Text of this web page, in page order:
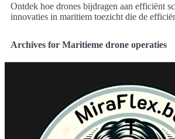
Ontdek hoe drones bijdragen aan efficiënt
innovaties in maritiem toezicht die de
Archives for Maritieme drone operaties